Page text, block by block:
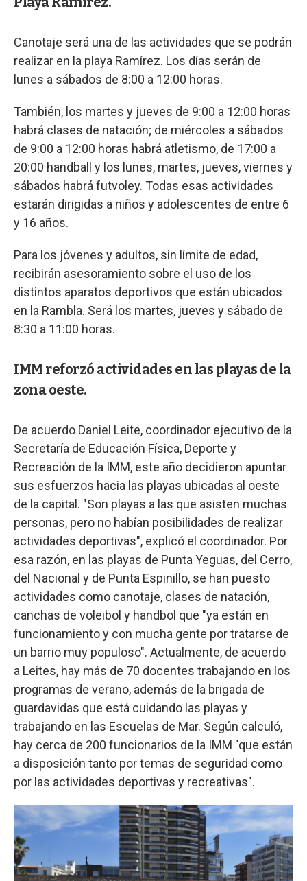
Canotaje será una de las actividades que se podrán
realizar en la playa Ramírez. Los días serán de
lunes a sábados de 8:00 a 12:00 horas.
También, los martes y jueves de 9:00 a 12:00 horas
habrá clases de natación; de miércoles a sábados
de 9:00 a 12:00 horas habrá atletismo, de 17:00 a
20:00 handball y los lunes, martes, jueves, viernes y
sábados habrá futvoley. Todas esas actividades
estarán dirigidas a niños y adolescentes de entre 6
y 16 años.
Para los jóvenes y adultos, sin límite de edad,
recibirán asesoramiento sobre el uso de los
distintos aparatos deportivos que están ubicados
en la Rambla. Será los martes, jueves y sábado de
8:30 a 11:00 horas.
IMM reforzó actividades en las playas de la
zona oeste.
De acuerdo Daniel Leite, coordinador ejecutivo de la
Secretaría de Educación Física, Deporte y
Recreación de la IMM, este año decidieron apuntar
sus esfuerzos hacia las playas ubicadas al oeste
de la capital. "Son playas a las que asisten muchas
personas, pero no habían posibilidades de realizar
actividades deportivas", explicó el coordinador. Por
esa razón, en las playas de Punta Yeguas, del Cerro,
del Nacional y de Punta Espinillo, se han puesto
actividades como canotaje, clases de natación,
canchas de voleibol y handbol que "ya están en
funcionamiento y con mucha gente por tratarse de
un barrio muy populoso". Actualmente, de acuerdo
a Leites, hay más de 70 docentes trabajando en los
programas de verano, además de la brigada de
guardavidas que está cuidando las playas y
trabajando en las Escuelas de Mar. Según calculó,
hay cerca de 200 funcionarios de la IMM "que están
a disposición tanto por temas de seguridad como
por las actividades deportivas y recreativas".